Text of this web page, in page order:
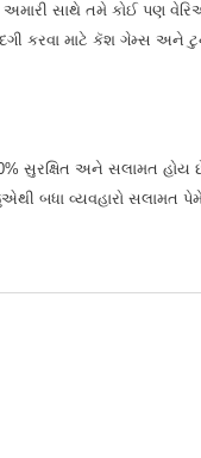
અમારી સાથે તમે કોઈ પણ
કરવા માટે કૅશ ગેમ્સ
સુરક્ષિત અને સલામત
બધા વ્યવહારો સલામત